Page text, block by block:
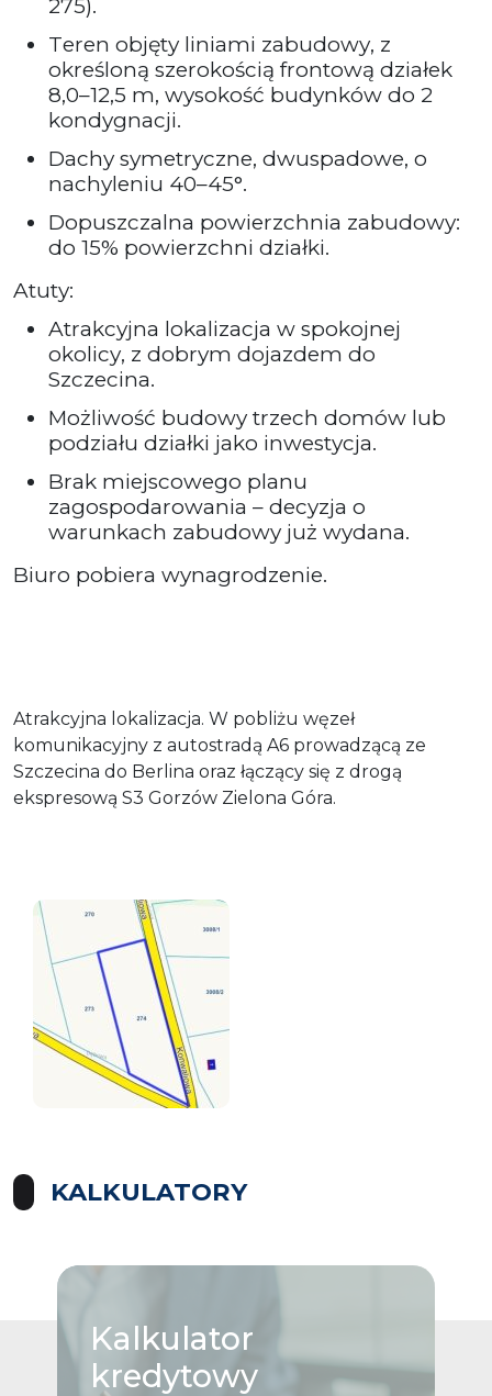
275).
Teren objęty liniami zabudowy, z
określoną szerokością frontową działek
8,0–12,5 m, wysokość budynków do 2
kondygnacji.
Dachy symetryczne, dwuspadowe, o
nachyleniu 40–45°.
Dopuszczalna powierzchnia zabudowy:
do 15% powierzchni działki.
Atuty:
Atrakcyjna lokalizacja w spokojnej
okolicy, z dobrym dojazdem do
Szczecina.
Możliwość budowy trzech domów lub
podziału działki jako inwestycja.
Brak miejscowego planu
zagospodarowania – decyzja o
warunkach zabudowy już wydana.
Biuro pobiera wynagrodzenie.
Atrakcyjna lokalizacja. W pobliżu węzeł
komunikacyjny z autostradą A6 prowadzącą ze
Szczecina do Berlina oraz łączący się z drogą
ekspresową S3 Gorzów Zielona Góra.
KALKULATORY
Kalkulator
kredytowy